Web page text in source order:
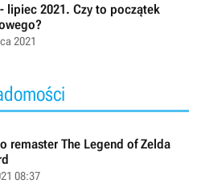
lipiec 2021. Czy to początek
2021
remaster The Legend of Zelda
08:37